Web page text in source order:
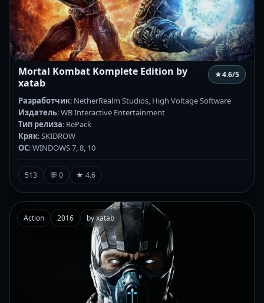
Mortal Kombat Komplete Edition by
xatab
★4.6/5
Разработчик: NetherRealm Studios, High Voltage Software
Издатель: WB Interactive Entertainment
Тип релиза: RePack
Кряк: SKIDROW
ОС: WINDOWS 7, 8, 10
513 💬 0 ★ 4.6
Action 2016 by xatab